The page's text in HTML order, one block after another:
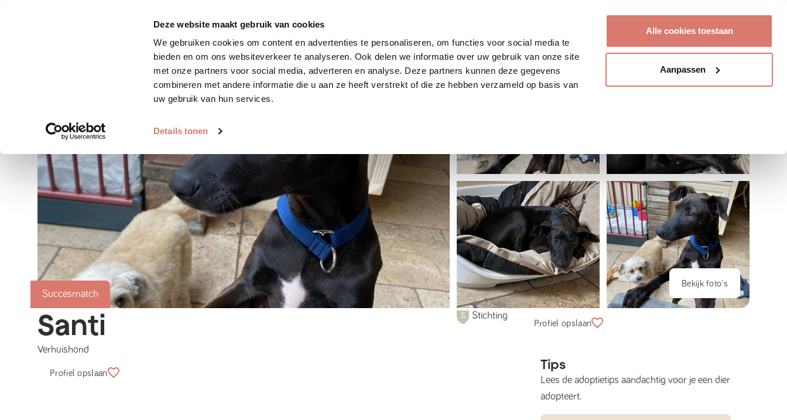
Deze website maakt gebruik van cookies
We gebruiken cookies om content en advertenties te personaliseren, om functies voor social media te
bieden en om ons websiteverkeer te analyseren. Ook delen we informatie over uw gebruik van onze site
met onze partners voor social media, adverteren en analyse. Deze partners kunnen deze gegevens
combineren met andere informatie die u aan ze heeft verstrekt of die ze hebben verzameld op basis van
uw gebruik van hun services.
Details tonen
Alle cookies toestaan
Aanpassen
Zoek huisdier Plaats huisdier Hoe werkt het?
Succesmatch
Bekijk foto's
Santi
Verhuishond
Stichting
Profiel opslaan
Profiel opslaan
Tips
Lees de adoptietips aandachtig voor je een dier
adopteert.